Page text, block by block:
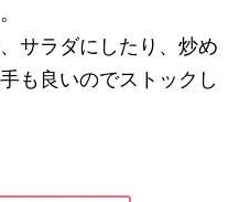
サラダにしたり、炒め
も良いのでストックし